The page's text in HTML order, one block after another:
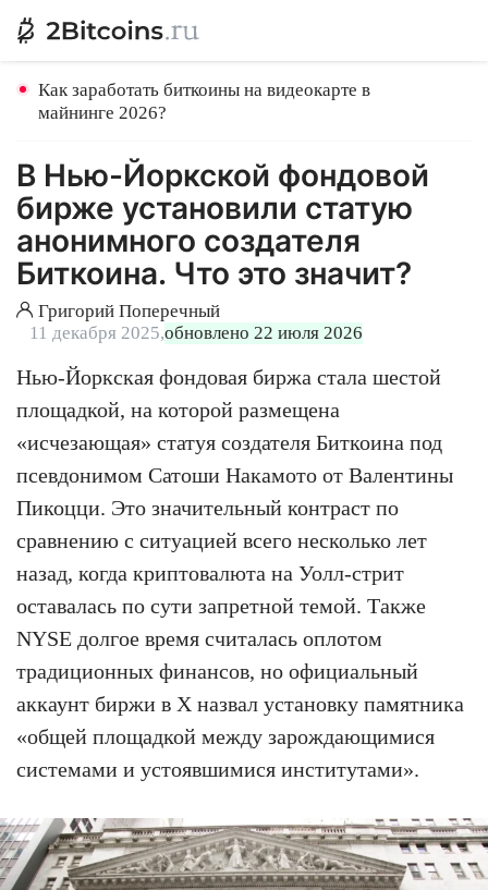
Как заработать биткоины на видеокарте в
майнинге 2026?
В Нью-Йоркской фондовой
бирже установили статую
анонимного создателя
Биткоина. Что это значит?
Григорий Поперечный
11 декабря 2025,обновлено 22 июля 2026
Нью-Йоркская фондовая биржа стала шестой
площадкой, на которой размещена
«исчезающая» статуя создателя Биткоина под
псевдонимом Сатоши Накамото от Валентины
Пикоцци. Это значительный контраст по
сравнению с ситуацией всего несколько лет
назад, когда криптовалюта на Уолл-стрит
оставалась по сути запретной темой. Также
NYSE долгое время считалась оплотом
традиционных финансов, но официальный
аккаунт биржи в X назвал установку памятника
«общей площадкой между зарождающимися
системами и устоявшимися институтами».